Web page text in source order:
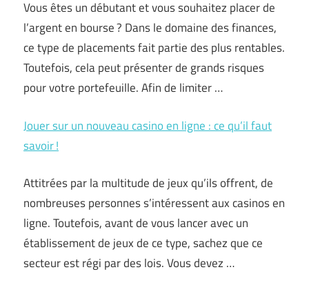
Vous êtes un débutant et vous souhaitez placer de
l’argent en bourse ? Dans le domaine des finances,
ce type de placements fait partie des plus rentables.
Toutefois, cela peut présenter de grands risques
pour votre portefeuille. Afin de limiter …
Jouer sur un nouveau casino en ligne : ce qu’il faut
savoir !
Attitrées par la multitude de jeux qu’ils offrent, de
nombreuses personnes s’intéressent aux casinos en
ligne. Toutefois, avant de vous lancer avec un
établissement de jeux de ce type, sachez que ce
secteur est régi par des lois. Vous devez …